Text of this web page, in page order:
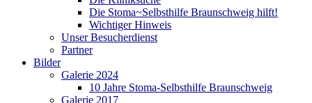
Die Stoma~Selbsthilfe Braunschweig hilft!
Wichtiger Hinweis
Unser Besucherdienst
Partner
Bilder
Galerie 2024
10 Jahre Stoma-Selbsthilfe Braunschweig
Galerie 2017